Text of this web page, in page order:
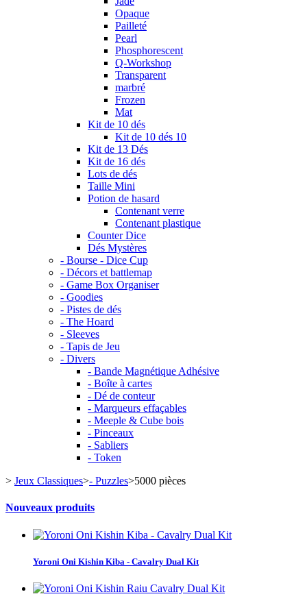
Opaque
Pailleté
Pearl
Phosphorescent
Q-Workshop
Transparent
marbré
Frozen
Mat
Kit de 10 dés
Kit de 10 dés 10
Kit de 13 Dés
Kit de 16 dés
Lots de dés
Taille Mini
Potion de hasard
Contenant verre
Contenant plastique
Counter Dice
Dés Mystères
- Bourse - Dice Cup
- Décors et battlemap
- Game Box Organiser
- Goodies
- Pistes de dés
- The Hoard
- Sleeves
- Tapis de Jeu
- Divers
- Bande Magnétique Adhésive
- Boîte à cartes
- Dé de conteur
- Marqueurs effaçables
- Meeple & Cube bois
- Pinceaux
- Sabliers
- Token
> Jeux Classiques>- Puzzles>5000 pièces
Nouveaux produits
Yoroni Oni Kishin Kiba - Cavalry Dual Kit